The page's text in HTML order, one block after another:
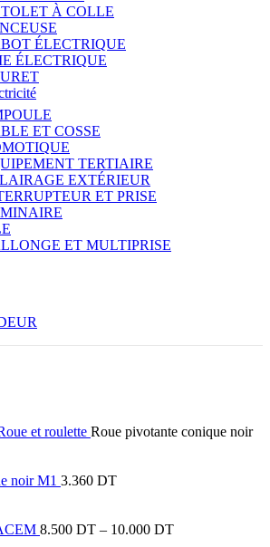
À COLLE
ÉLECTRIQUE
ÉLECTRIQUE
ET COSSE
TERTIAIRE
EXTÉRIEUR
ET PRISE
ET MULTIPRISE
et roulette Roue pivotante conique noir
noir M1 3.360 DT
8.500 DT – 10.000 DT